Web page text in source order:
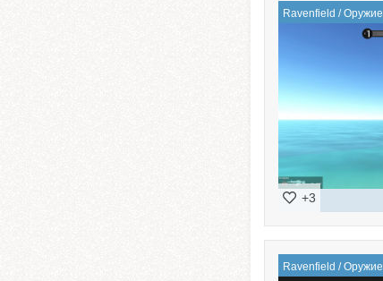
Ravenfield /Оружие
+3
Ravenfield /Оружие